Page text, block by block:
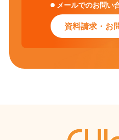
メールでのお問い
資料請求・お